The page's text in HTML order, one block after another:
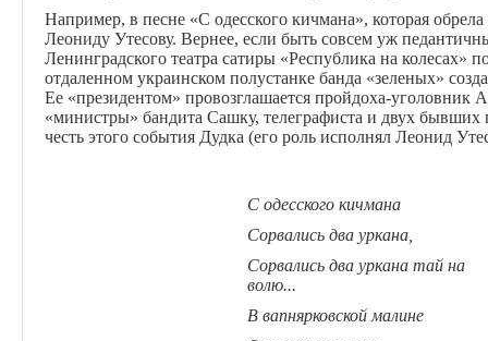
Например, в песне «С одесского кичмана», которая
Леониду Утесову. Вернее, если быть совсем уж
Ленинградского театра сатиры «Республика на
отдаленном украинском полустанке банда «зеленых»
Ее «президентом» провозглашается пройдоха-уголовник
«министры» бандита Сашку, телеграфиста и двух
честь этого события Дудка (его роль исполнял Леонид
С одесского кичмана
Сорвались два уркана,
Сорвались два уркана тай на
волю...
В вапнярковской малине